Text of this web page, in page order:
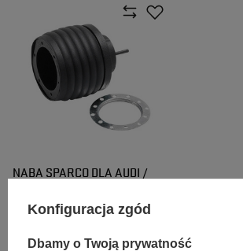
NABA SPARCO DLA AUDI /
VOLKSWAGEN
Konfiguracja zgód
Dbamy o Twoją prywatność